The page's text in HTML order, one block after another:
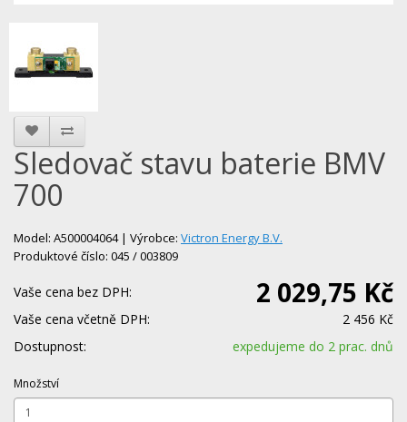
Sledovač stavu baterie BMV
700
Model: A500004064 | Výrobce: Victron Energy B.V.
Produktové číslo: 045 / 003809
Vaše cena bez DPH: 2 029,75 Kč
Vaše cena včetně DPH:
2 456 Kč
Dostupnost:
expedujeme do 2 prac. dnů
Množství